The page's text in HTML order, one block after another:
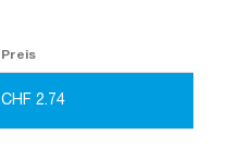
Preis
CHF 2.74